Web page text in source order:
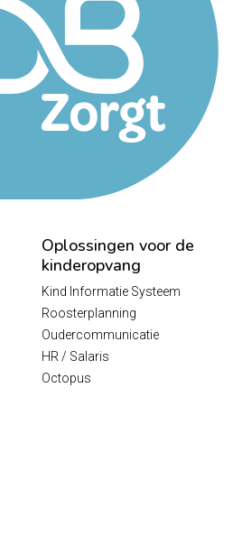
Oplossingen voor de
kinderopvang
Kind Informatie Systeem
Roosterplanning
Oudercommunicatie
HR / Salaris
Octopus